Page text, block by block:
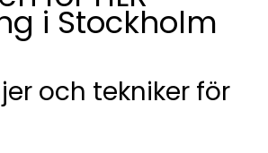
i Stockholm
och tekniker för